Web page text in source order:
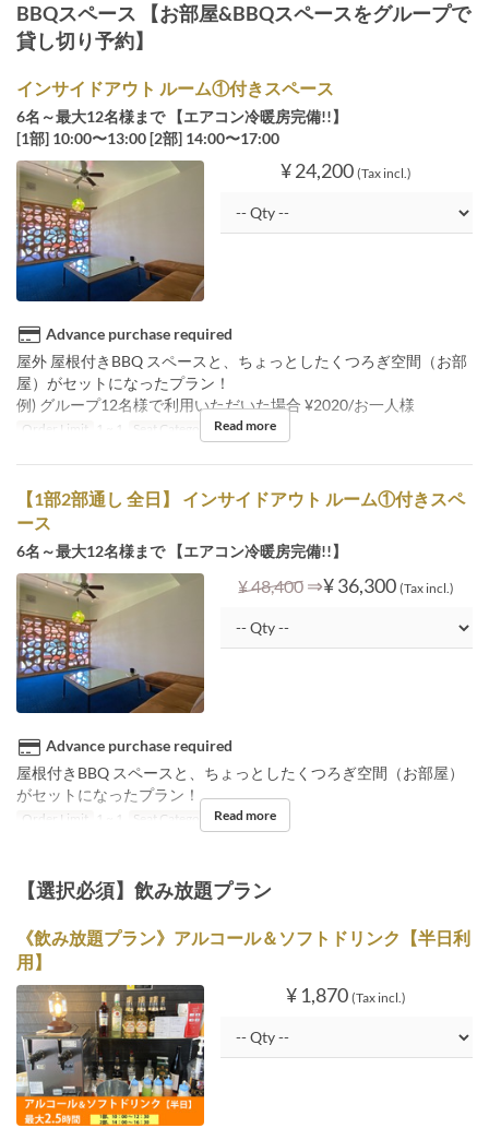
BBQスペース 【お部屋&BBQスペースをグループで
貸し切り予約】
インサイドアウト ルーム①付きスペース
6名～最大12名様まで 【エアコン冷暖房完備!!】
[1部] 10:00〜13:00 [2部] 14:00〜17:00
¥ 24,200 (Tax incl.)
Advance purchase required
屋外 屋根付きBBQ スペースと、ちょっとしたくつろぎ空間（お部
屋）がセットになったプラン！
例) グループ12名様で利用いただいた場合 ¥2020/お一人様
Order Limit 1 ~ 1 Seat Category Room ①
Read more
【1部2部通し 全日】 インサイドアウト ルーム①付きスペ
ース
6名～最大12名様まで 【エアコン冷暖房完備!!】
¥ 48,400 ⇒¥ 36,300 (Tax incl.)
Advance purchase required
屋根付きBBQ スペースと、ちょっとしたくつろぎ空間（お部屋）
がセットになったプラン！
Order Limit 1 ~ 1 Seat Category Room ①
Read more
【選択必須】飲み放題プラン
《飲み放題プラン》アルコール＆ソフトドリンク【半日利
用】
¥ 1,870 (Tax incl.)